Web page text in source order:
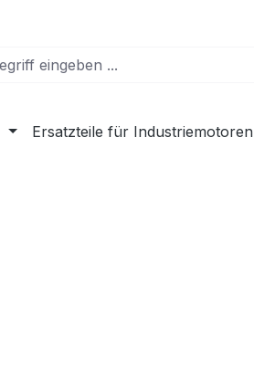
Ersatzteile für Industriemotoren